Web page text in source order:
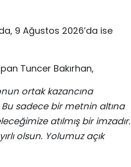
9 Ağustos 2026’da ise
Tuncer Bakırhan,
ortak kazancına
Bu sadece bir metnin altına
atılmış bir imzadır.
olsun. Yolumuz açık